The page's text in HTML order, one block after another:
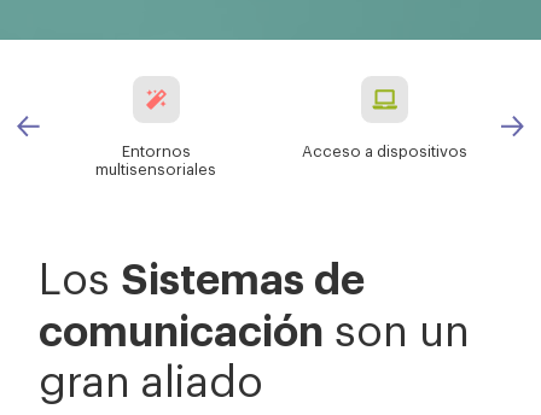
Entornos
multisensoriales
Acceso a dispositivos
Los Sistemas de
comunicación son un
gran aliado